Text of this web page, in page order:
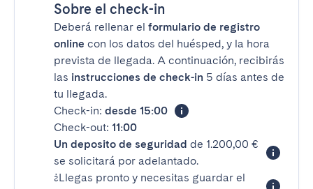
Sobre el check-in
Deberá rellenar el formulario de registro
online con los datos del huésped, y la hora
prevista de llegada. A continuación, recibirás
las instrucciones de check-in 5 días antes de
tu llegada.
Check-in: desde 15:00
Check-out: 11:00
Un deposito de seguridad de 1.200,00 €
se solicitará por adelantado.
¿Llegas pronto y necesitas guardar el